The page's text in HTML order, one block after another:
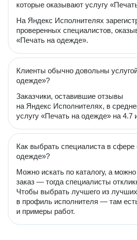
которые оказывают услугу
На Яндекс Исполнителях
проверенных специалистов,
«Печать на одежде».
Клиенты обычно довольны
одежде»?
Заказчики, оставившие отзывы
на Яндекс Исполнителях, в
услугу «Печать на одежде» на 4.7
Как выбрать специалиста в сфере
одежде»?
Можно искать по каталогу, а
заказ — тогда специалисты
Чтобы выбрать лучшего из
в профиль исполнителя — там
и примеры работ.